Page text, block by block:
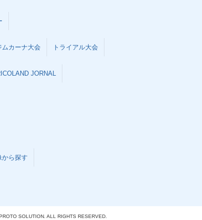
ムカーナ大会 トライアル大会
JORNAL
から探す
SOLUTION. ALL RIGHTS RESERVED.